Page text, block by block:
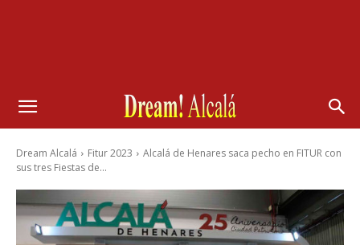
Dream Alcalá Fitur 2023
Alcalá de Henares saca pecho en FITUR con
sus tres Fiestas de...